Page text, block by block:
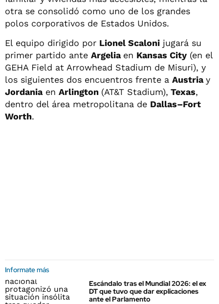
otra se consolidó como uno de los grandes
polos corporativos de Estados Unidos.
El equipo dirigido por Lionel Scaloni jugará su
primer partido ante Argelia en Kansas City (en el
GEHA Field at Arrowhead Stadium de Misuri), y
los siguientes dos encuentros frente a Austriay
Jordaniaen Arlington (AT&T Stadium), Texas,
dentro del área metropolitana de Dallas–Fort
Worth.
Informate más
Escándalo tras el Mundial 2026: el ex
DT que tuvo que dar explicaciones
ante el Parlamento